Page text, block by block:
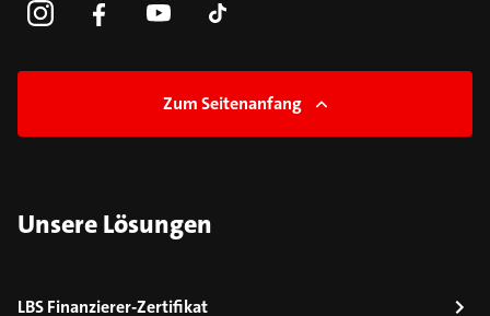
Zum Seitenanfang
Unsere Lösungen
LBS Finanzierer-Zertifikat